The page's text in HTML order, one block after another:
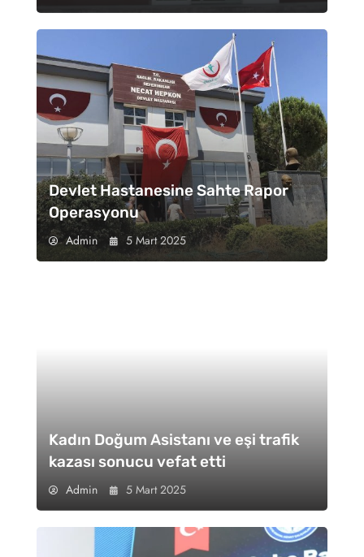
Devlet Hastanesine Sahte Rapor
Operasyonu
Admin 5 Mart 2025
Kadın Doğum Asistanı ve eşi trafik
kazası sonucu vefat etti
Admin 5 Mart 2025